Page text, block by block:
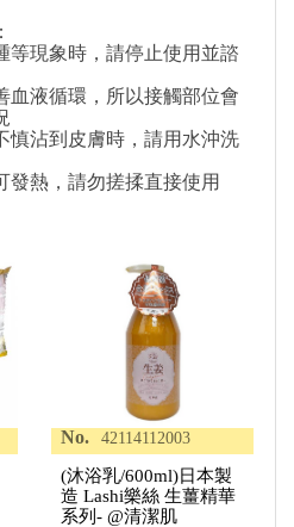
等現象時，請停止使用並諮
血液循環，所以接觸部位會
慎沾到皮膚時，請用水沖洗
發熱，請勿搓揉直接使用
No. 42114112003
(沐浴乳/600ml)日本製
造 Lashi樂絲 生薑精華
系列- @清潔肌